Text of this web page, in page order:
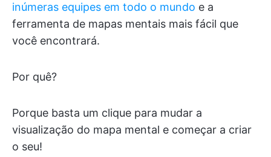
inúmeras equipes em todo o mundo e a
ferramenta de mapas mentais mais fácil que
você encontrará.
Por quê?
Porque basta um clique para mudar a
visualização do mapa mental e começar a criar
o seu!